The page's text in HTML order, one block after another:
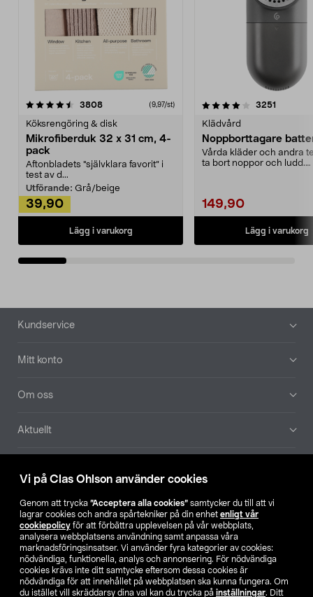
Vi på Clas Ohlson använder cookies
Genom att trycka ”Acceptera alla cookies” samtycker du till att vi
lagrar cookies och andra spårtekniker på din enhet enligt vår
cookiepolicy för att förbättra upplevelsen på vår webbplats,
analysera webbplatsens användning samt anpassa våra
marknadsföringsinsatser. Vi använder fyra kategorier av cookies:
nödvändiga, funktionella, analys och annonsering. För nödvändiga
cookies krävs inte ditt samtycke eftersom dessa cookies är
nödvändiga för att innehållet på webbplatsen ska kunna fungera. Om
du istället vill skräddarsy dina val kan du trycka på inställningar. Ditt
3808recensioner (9,97/st)
Köksrengöring & disk
Mikrofiberduk 32 x 31 cm, 4-
pack
Aftonbladets "självklara favorit” i
test av d...
Utförande: Grå/beige
39,90
Lägg i varukorg
4.0av 5 stjärnor 3251
Klädvård
Noppborttagare
Vårda kläder och andra
ta bort noppor och ludd.
149,90
Lägg i varukorg
4.5av 5 stjärnor
Sidfot
Kundservice
Mitt konto
Om oss
Aktuellt
Hitta butik
SE NO FI